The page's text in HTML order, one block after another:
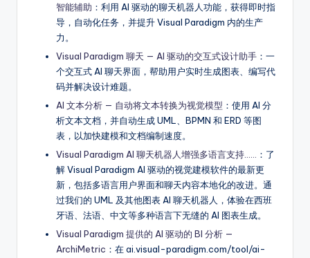
智能辅助 ：利用 AI 驱动的聊天机器人功能，获得即时指
导，自动化任务，并提升 Visual Paradigm 内的生产
力。
Visual Paradigm 聊天 — AI 驱动的交互式设计助手 ：一
个交互式 AI 聊天界面，帮助用户实时生成图表、编写代
码并解决设计难题。
AI 文本分析 — 自动将文本转换为视觉模型 ：使用 AI 分
析文本文档，并自动生成 UML、BPMN 和 ERD 等图
表，以加快建模和文档编制速度。
Visual Paradigm AI 聊天机器人增强多语言支持……
：了
解 Visual Paradigm AI 驱动的视觉建模软件的最新更
新，包括多语言用户界面和聊天内容本地化的改进。通
过我们的 UML 及其他图表 AI 聊天机器人，体验在西班
牙语、法语、中文等多种语言下无缝的 AI 图表生成。
Visual Paradigm 提供的 AI 驱动的 BI 分析 —
ArchiMetric ：在 ai.visual-paradigm.com/tool/ai-